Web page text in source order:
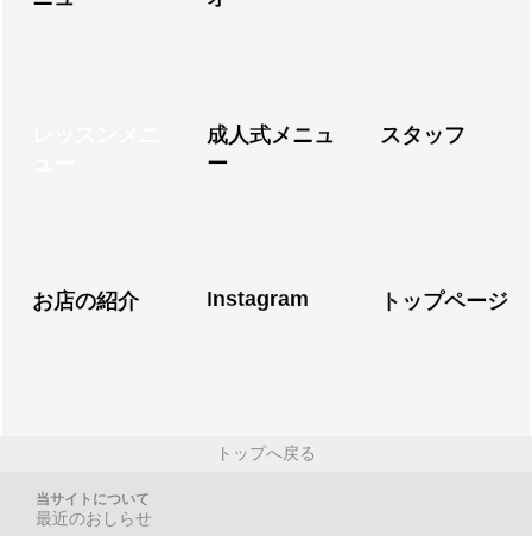
成人式メニュ
ー
スタッフ
お店の紹介 Instagram トップページ
トップへ戻る
当サイトについて
最近のおしらせ